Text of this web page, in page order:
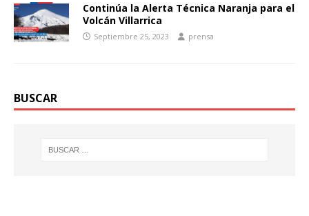
Continúa la Alerta Técnica Naranja para el
Volcán Villarrica
Septiembre 25, 2023 prensa
BUSCAR